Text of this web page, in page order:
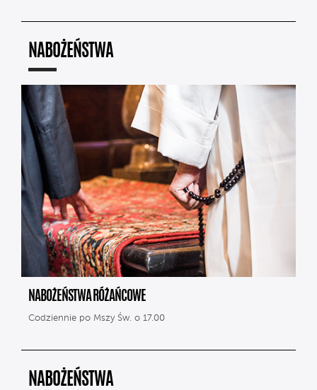
NABOŻEŃSTWA
NABOŻEŃSTWA RÓŻAŃCOWE
Codziennie po Mszy Św. o 17.00
NABOŻEŃSTWA